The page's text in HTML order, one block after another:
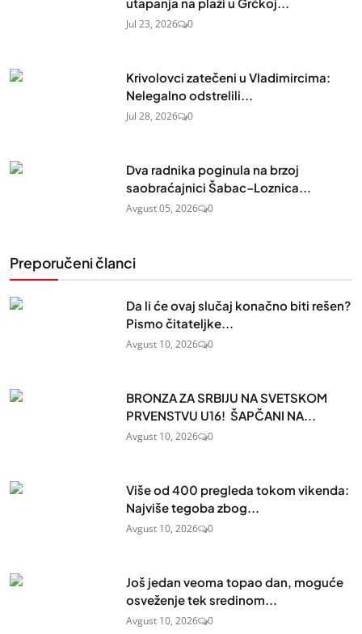
Jul 23, 2026 0
Krivolovci zatečeni u Vladimircima:
Nelegalno odstrelili...
Jul 28, 2026 0
Dva radnika poginula na brzoj
saobraćajnici Šabac–Loznica...
Avgust 05, 2026 0
Preporučeni članci
Da li će ovaj slučaj konačno biti rešen?
Pismo čitateljke...
Avgust 10, 2026 0
BRONZA ZA SRBIJU NA SVETSKOM
PRVENSTVU U16! ŠAPČANI NA...
Avgust 10, 2026 0
Više od 400 pregleda tokom vikenda:
Najviše tegoba zbog...
Avgust 10, 2026 0
Još jedan veoma topao dan, moguće
osveženje tek sredinom...
Avgust 10, 2026 0